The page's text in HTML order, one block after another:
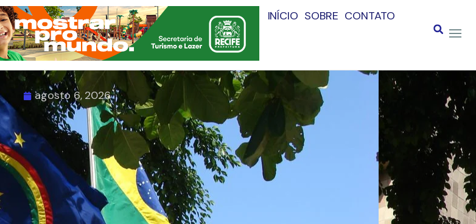
INÍCIO SOBRE CONTATO
agosto 6, 2026